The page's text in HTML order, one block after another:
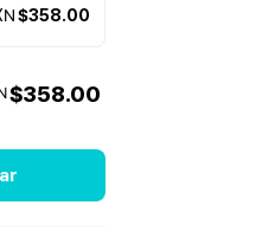
$358.00
$358.00